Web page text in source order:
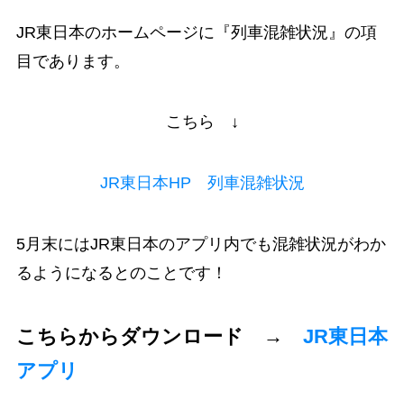
JR東日本のホームページに『列車混雑状況』の項
目であります。
こちら ↓
JR東日本HP 列車混雑状況
5月末にはJR東日本のアプリ内でも混雑状況がわか
るようになるとのことです！
こちらからダウンロード → JR東日本
アプリ